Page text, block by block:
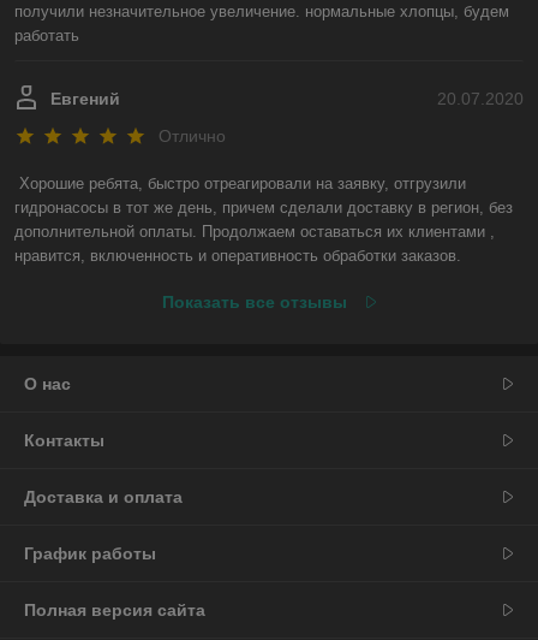
получили незначительное увеличение. нормальные хлопцы, будем
работать
20.07.2020
Евгений
Отлично
Хорошие ребята, быстро отреагировали на заявку, отгрузили
гидронасосы в тот же день, причем сделали доставку в регион, без
дополнительной оплаты. Продолжаем оставаться их клиентами ,
нравится, включенность и оперативность обработки заказов.
Показать все отзывы
О нас
Контакты
Доставка и оплата
График работы
Полная версия сайта